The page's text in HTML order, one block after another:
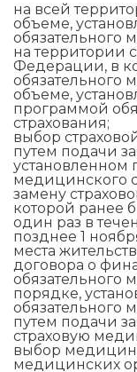
на всей
объеме,
обязательного
на территории
Федерации, в
обязательного
объеме,
программой
страхования;
выбор
путем подачи
установленном
медицинского
замену
которой ранее
один раз в
позднее 1
места
договора о
обязательного
порядке,
обязательного
путем подачи
страховую
выбор
медицинских